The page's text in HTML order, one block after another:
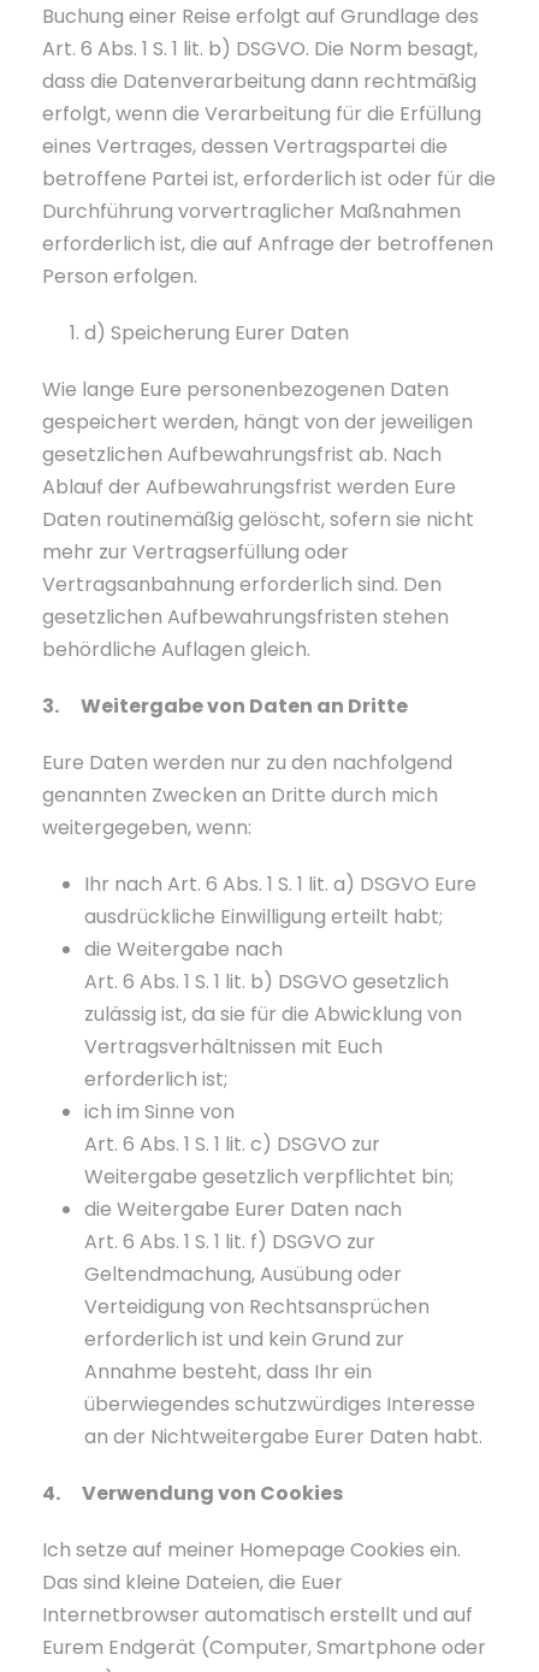
Buchung einer Reise erfolgt auf Grundlage des
Art. 6 Abs. 1 S. 1 lit. b) DSGVO. Die Norm besagt,
dass die Datenverarbeitung dann rechtmäßig
erfolgt, wenn die Verarbeitung für die Erfüllung
eines Vertrages, dessen Vertragspartei die
betroffene Partei ist, erforderlich ist oder für die
Durchführung vorvertraglicher Maßnahmen
erforderlich ist, die auf Anfrage der betroffenen
Person erfolgen.
d) Speicherung Eurer Daten
Wie lange Eure personenbezogenen Daten
gespeichert werden, hängt von der jeweiligen
gesetzlichen Aufbewahrungsfrist ab. Nach
Ablauf der Aufbewahrungsfrist werden Eure
Daten routinemäßig gelöscht, sofern sie nicht
mehr zur Vertragserfüllung oder
Vertragsanbahnung erforderlich sind. Den
gesetzlichen Aufbewahrungsfristen stehen
behördliche Auflagen gleich.
3. Weitergabe von Daten an Dritte
Eure Daten werden nur zu den nachfolgend
genannten Zwecken an Dritte durch mich
weitergegeben, wenn:
Ihr nach Art. 6 Abs. 1 S. 1 lit. a) DSGVO Eure
ausdrückliche Einwilligung erteilt habt;
die Weitergabe nach
Art. 6 Abs. 1 S. 1 lit. b) DSGVO gesetzlich
zulässig ist, da sie für die Abwicklung von
Vertragsverhältnissen mit Euch
erforderlich ist;
ich im Sinne von
Art. 6 Abs. 1 S. 1 lit. c) DSGVO zur
Weitergabe gesetzlich verpflichtet bin;
die Weitergabe Eurer Daten nach
Art. 6 Abs. 1 S. 1 lit. f) DSGVO zur
Geltendmachung, Ausübung oder
Verteidigung von Rechtsansprüchen
erforderlich ist und kein Grund zur
Annahme besteht, dass Ihr ein
überwiegendes schutzwürdiges Interesse
an der Nichtweitergabe Eurer Daten habt.
4. Verwendung von Cookies
Ich setze auf meiner Homepage Cookies ein.
Das sind kleine Dateien, die Euer
Internetbrowser automatisch erstellt und auf
Eurem Endgerät (Computer, Smartphone oder